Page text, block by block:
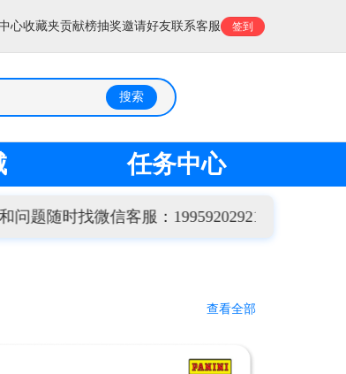
心收藏夹贡献榜抽奖邀请好友联系客服 签到
搜索
任务中心
时找微信客服：19959202921
查看全部